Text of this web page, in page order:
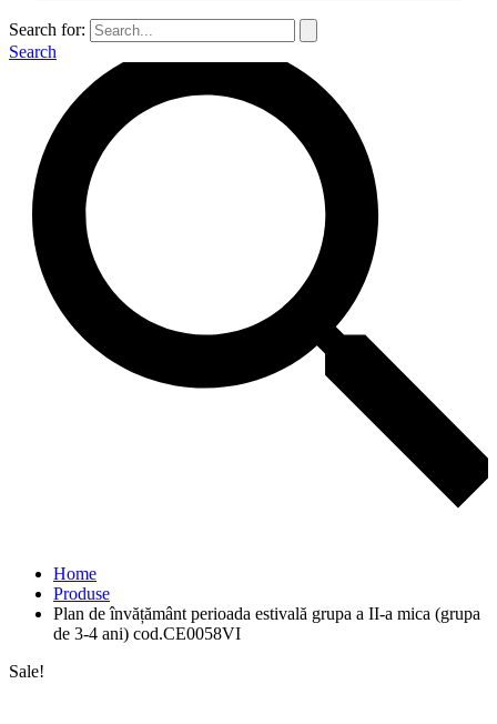
Search for:
Search
Home
Produse
Plan de învățământ perioada estivală grupa a II-a mica (grupa
de 3-4 ani) cod.CE0058VI
Sale!